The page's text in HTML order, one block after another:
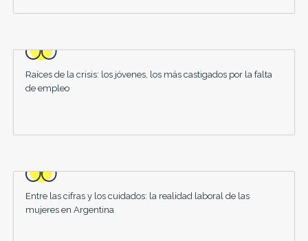
Raíces de la crisis: los jóvenes, los más castigados por la falta
de empleo
Entre las cifras y los cuidados: la realidad laboral de las
mujeres en Argentina